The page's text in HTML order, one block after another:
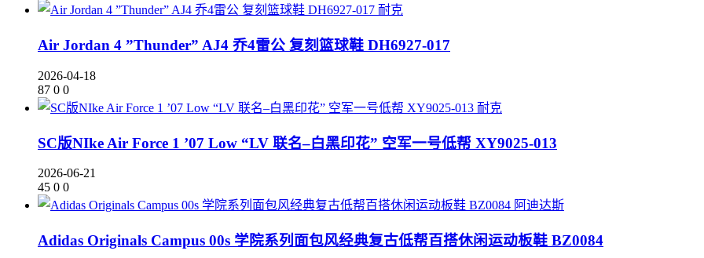
耐克
Air Jordan 4 ”Thunder” AJ4 乔4雷公 复刻篮球鞋 DH6927-017
2026-04-18
87 0 0
耐克
SC版NIke Air Force 1 ’07 Low “LV 联名–白黑印花” 空军一号低帮 XY9025-013
2026-06-21
45 0 0
阿迪达斯
Adidas Originals Campus 00s 学院系列面包风经典复古低帮百搭休闲运动板鞋 BZ0084